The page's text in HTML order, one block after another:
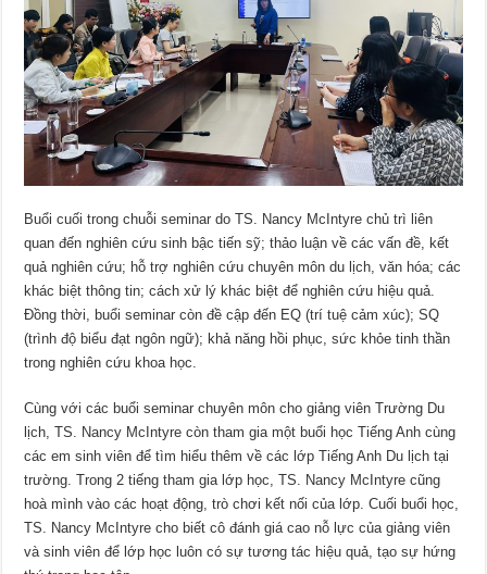
Buổi cuối trong chuỗi seminar do TS. Nancy McIntyre chủ trì liên
quan đến nghiên cứu sinh bậc tiến sỹ; thảo luận về các vấn đề, kết
quả nghiên cứu; hỗ trợ nghiên cứu chuyên môn du lịch, văn hóa; các
khác biệt thông tin; cách xử lý khác biệt để nghiên cứu hiệu quả.
Đồng thời, buổi seminar còn đề cập đến EQ (trí tuệ cảm xúc); SQ
(trình độ biểu đạt ngôn ngữ); khả năng hồi phục, sức khỏe tinh thần
trong nghiên cứu khoa học.
Cùng với các buổi seminar chuyên môn cho giảng viên Trường Du
lịch, TS. Nancy McIntyre còn tham gia một buổi học Tiếng Anh cùng
các em sinh viên để tìm hiểu thêm về các lớp Tiếng Anh Du lịch tại
trường. Trong 2 tiếng tham gia lớp học, TS. Nancy McIntyre cũng
hoà mình vào các hoạt động, trò chơi kết nối của lớp. Cuối buổi học,
TS. Nancy McIntyre cho biết cô đánh giá cao nỗ lực của giảng viên
và sinh viên để lớp học luôn có sự tương tác hiệu quả, tạo sự hứng